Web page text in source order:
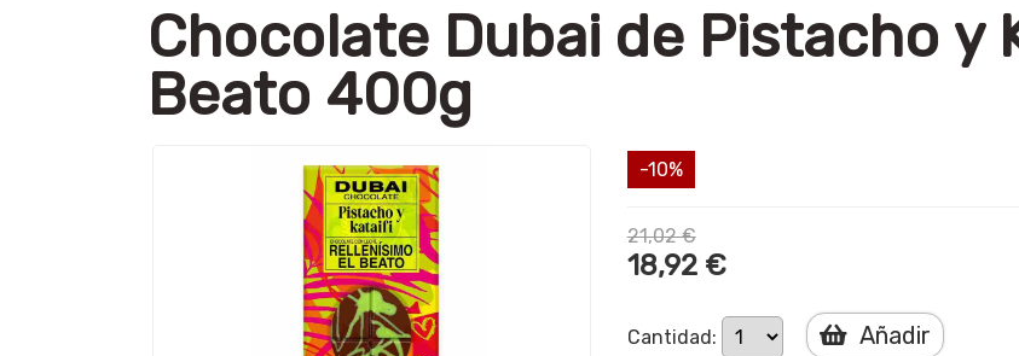
Chocolate Dubai de Pistacho y
Beato 400g
-10%
21,02 €
18,92 €
Cantidad: Añadir